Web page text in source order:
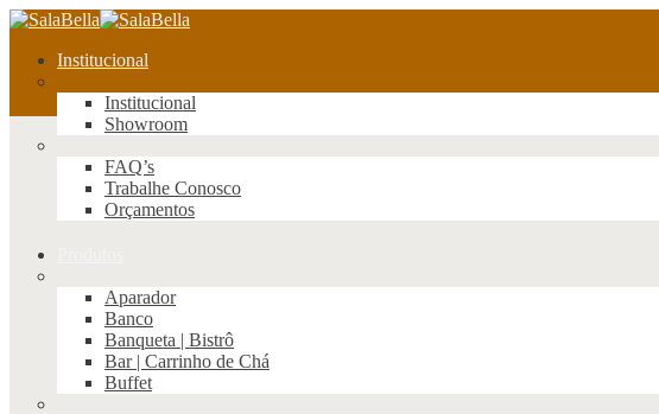
Institucional
Institucional
Showroom
FAQ’s
Trabalhe Conosco
Orçamentos
Aparador
Banco
Banqueta | Bistrô
Bar | Carrinho de Chá
Buffet